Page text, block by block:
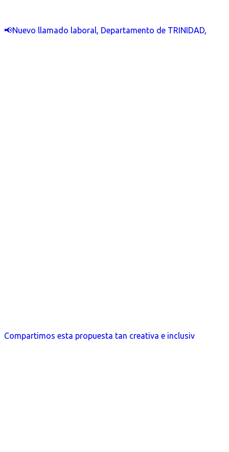
📢Nuevo llamado laboral, Departamento de TRINIDAD,
Compartimos esta propuesta tan creativa e inclusiv